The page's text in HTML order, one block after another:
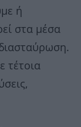
ή
στα μέσα
τέτοια